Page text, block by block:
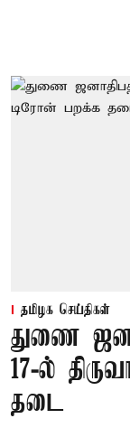
தமிழக செய்திகள்
துணை
17-ல்
தடை